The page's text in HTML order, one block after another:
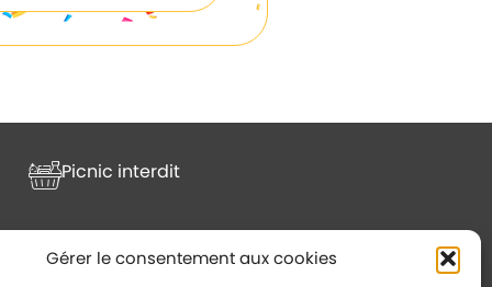
Gérer le consentement aux cookies
Picnic interdit